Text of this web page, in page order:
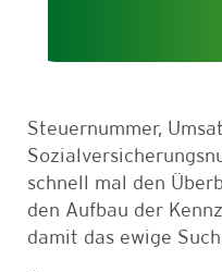
Steuernummer,
schnell mal den
den Aufbau der
damit das ewige